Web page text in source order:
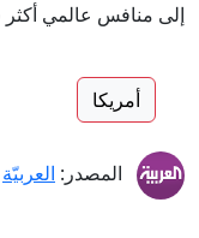
إلى منافس عالمي
أمريكا
المصدر: العربيّة